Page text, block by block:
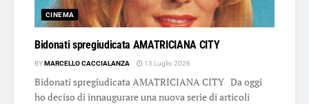
CINEMA
Bidonati spregiudicata AMATRICIANA CITY
BYMARCELLO CACCIALANZA 13 Luglio 2026
Bidonati spregiudicata AMATRICIANA CITY Da oggi
ho deciso di innaugurare una nuova serie di articoli